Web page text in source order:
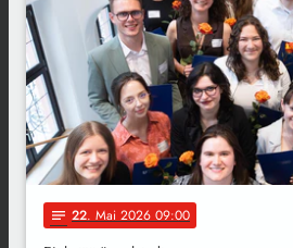
notes 22. Mai 2026 09:00